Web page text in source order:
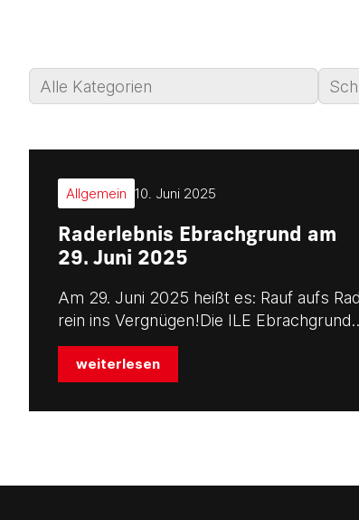
Allgemein 10. Juni 2025
Raderlebnis Ebrachgrund am
29. Juni 2025
Am 29. Juni 2025 heißt es: Rauf aufs
rein ins Vergnügen!Die ILE
weiterlesen